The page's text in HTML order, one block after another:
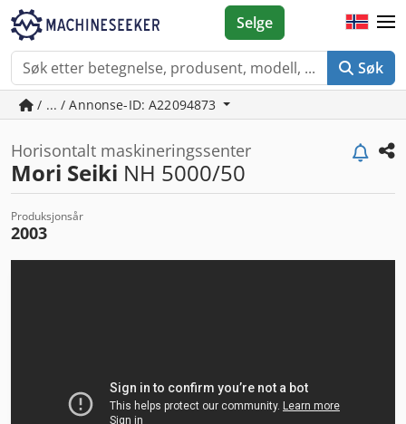
Søk
Selge
/ ... / Annonse-ID: A22094873
Horisontalt maskineringssenter
Mori Seiki NH 5000/50
Produksjonsår
2003